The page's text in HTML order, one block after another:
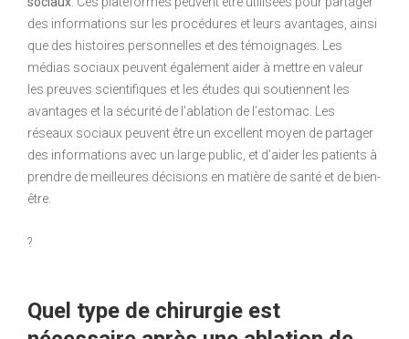
des informations sur les procédures et leurs avantages, ainsi
que des histoires personnelles et des témoignages. Les
médias sociaux peuvent également aider à mettre en valeur
les preuves scientifiques et les études qui soutiennent les
avantages et la sécurité de l’ablation de l’estomac. Les
réseaux sociaux peuvent être un excellent moyen de partager
des informations avec un large public, et d’aider les patients à
prendre de meilleures décisions en matière de santé et de bien-
être.
?
Quel type de chirurgie est